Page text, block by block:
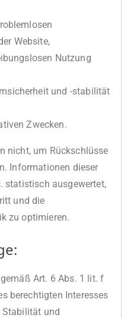
Website,
Nutzung
und -stabilität
Zwecken.
nicht, um Rückschlüsse
Informationen dieser
statistisch ausgewertet,
und die
zu optimieren.
Art. 6 Abs. 1 lit. f
berechtigten Interesses
Stabilität und